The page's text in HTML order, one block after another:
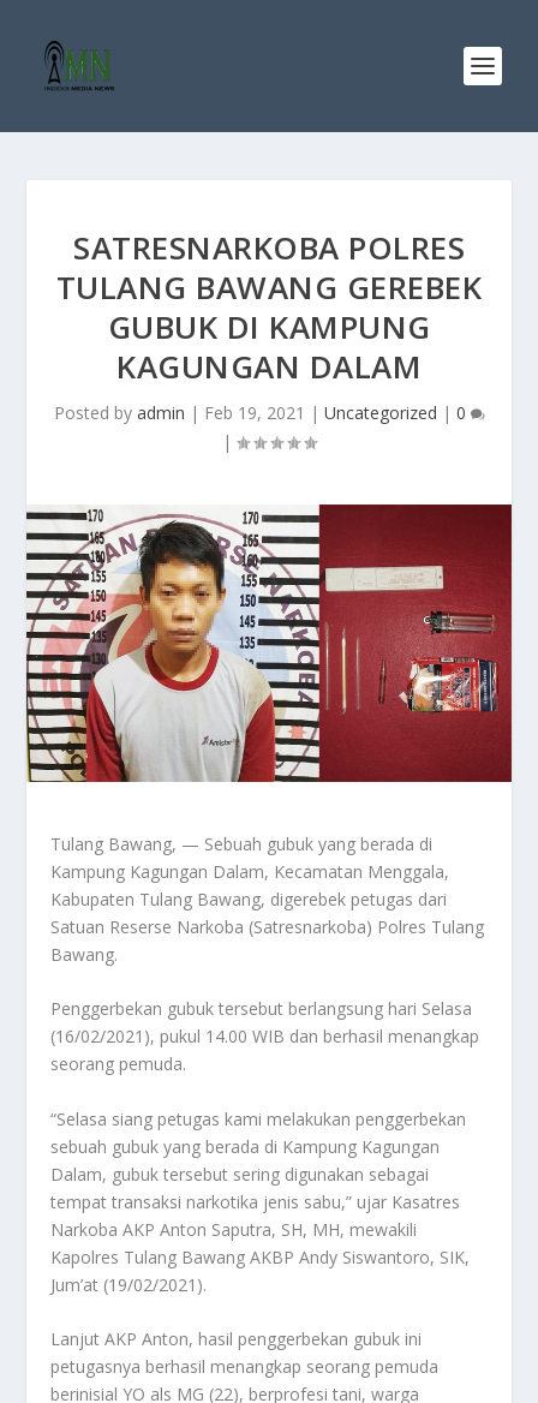
SATRESNARKOBA POLRES
TULANG BAWANG GEREBEK
GUBUK DI KAMPUNG
KAGUNGAN DALAM
Posted by admin | Feb 19, 2021 | Uncategorized | 0
|
Tulang Bawang, — Sebuah gubuk yang berada di
Kampung Kagungan Dalam, Kecamatan Menggala,
Kabupaten Tulang Bawang, digerebek petugas dari
Satuan Reserse Narkoba (Satresnarkoba) Polres Tulang
Bawang.
Penggerbekan gubuk tersebut berlangsung hari Selasa
(16/02/2021), pukul 14.00 WIB dan berhasil menangkap
seorang pemuda.
“Selasa siang petugas kami melakukan penggerbekan
sebuah gubuk yang berada di Kampung Kagungan
Dalam, gubuk tersebut sering digunakan sebagai
tempat transaksi narkotika jenis sabu,” ujar Kasatres
Narkoba AKP Anton Saputra, SH, MH, mewakili
Kapolres Tulang Bawang AKBP Andy Siswantoro, SIK,
Jum’at (19/02/2021).
Lanjut AKP Anton, hasil penggerbekan gubuk ini
petugasnya berhasil menangkap seorang pemuda
berinisial YO als MG (22), berprofesi tani, warga